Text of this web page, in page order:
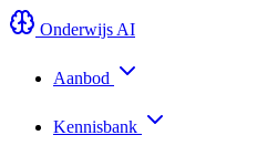
Onderwijs AI
Aanbod
Kennisbank